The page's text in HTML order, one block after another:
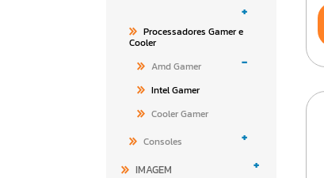
+
Processadores Gamer e
Cooler
-
Amd Gamer
Intel Gamer
Cooler Gamer
Consoles
+
IMAGEM +